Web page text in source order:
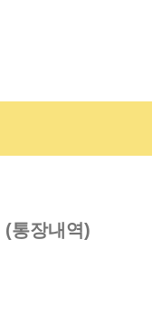
통장내역)